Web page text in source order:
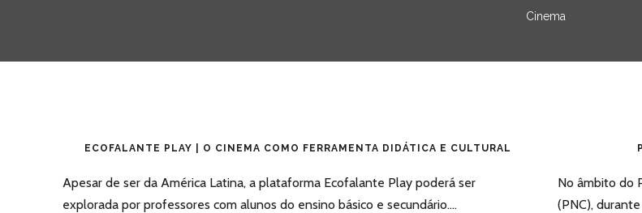
Cinema
ECOFALANTE PLAY | O CINEMA COMO FERRAMENTA DIDÁTICA E CULTURAL
Apesar de ser da América Latina, a plataforma Ecofalante Play poderá ser
explorada por professores com alunos do ensino básico e secundário....
No âmbito do
(PNC),